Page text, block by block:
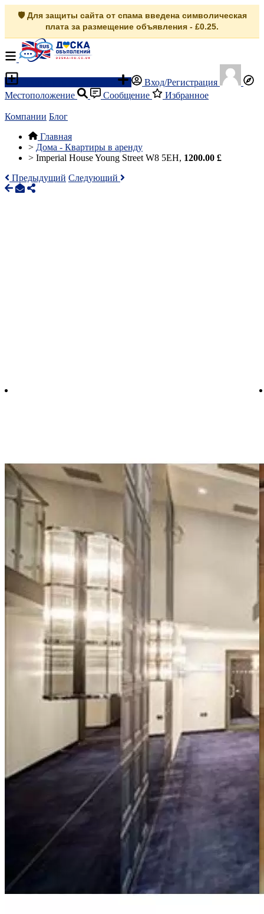
🛡️ Для защиты сайта от спама введена символическая
плата за размещение объявления - £0.25.
Вход/Регистрация
Местоположение
Сообщение Избранное
Компании Блог
Главная
> Дома - Квартиры в аренду
> Imperial House Young Street W8 5EH, 1200.00 £
Предыдущий Следующий